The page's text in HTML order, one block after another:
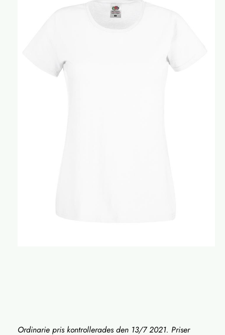
Ordinarie pris kontrollerades den 13/7 2021. Priser